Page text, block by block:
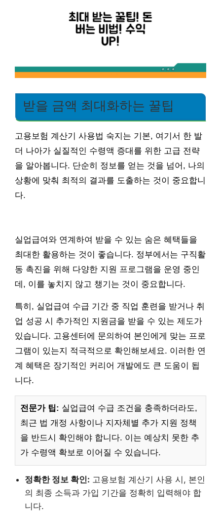
받을 금액 최대화하는 꿀팁
고용보험 계산기 사용법 숙지는 기본, 여기서 한 발
더 나아가 실질적인 수령액 증대를 위한 고급 전략
을 알아봅니다. 단순히 정보를 얻는 것을 넘어, 나의
상황에 맞춰 최적의 결과를 도출하는 것이 중요합니
다.
실업급여와 연계하여 받을 수 있는 숨은 혜택들을
최대한 활용하는 것이 좋습니다. 정부에서는 구직활
동 촉진을 위해 다양한 지원 프로그램을 운영 중인
데, 이를 놓치지 않고 챙기는 것이 중요합니다.
특히, 실업급여 수급 기간 중 직업 훈련을 받거나 취
업 성공 시 추가적인 지원금을 받을 수 있는 제도가
있습니다. 고용센터에 문의하여 본인에게 맞는 프로
그램이 있는지 적극적으로 확인해보세요. 이러한 연
계 혜택은 장기적인 커리어 개발에도 큰 도움이 됩
니다.
전문가 팁: 실업급여 수급 조건을 충족하더라도,
최근 법 개정 사항이나 지자체별 추가 지원 정책
을 반드시 확인해야 합니다. 이는 예상치 못한 추
가 수령액 확보로 이어질 수 있습니다.
정확한 정보 확인: 고용보험 계산기 사용 시, 본인
의 최종 소득과 가입 기간을 정확히 입력해야 합
니다.